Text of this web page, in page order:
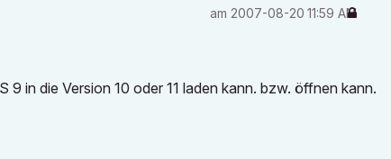
am ‎2007-08-20 11:59 AM
in die Version 10 oder 11 laden kann. bzw. öffnen kann.